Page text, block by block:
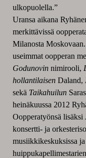
ulkopuolella.”
Uransa aikana
merkittävissä
Milanosta
useimmat oopperan
Godunovinnimirooli,
hollantilaisenDaland,
sekä Taikahuilun
heinäkuussa 2012
Oopperatyönsä lisäksi
konsertti- ja
musiikkikeskuksissa